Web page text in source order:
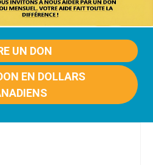
UN DON
EN DOLLARS